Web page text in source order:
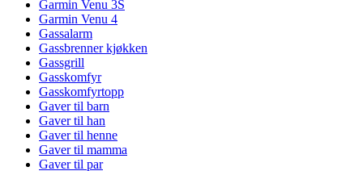
Garmin Venu 3S
Garmin Venu 4
Gassalarm
Gassbrenner kjøkken
Gassgrill
Gasskomfyr
Gasskomfyrtopp
Gaver til barn
Gaver til han
Gaver til henne
Gaver til mamma
Gaver til par